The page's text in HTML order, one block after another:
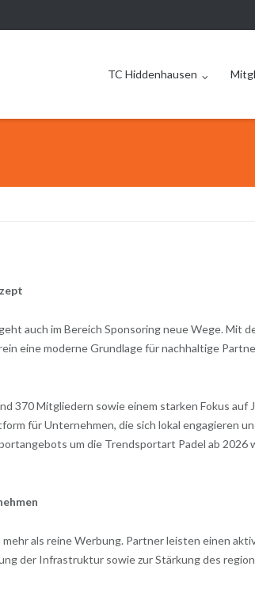
TC Hiddenhausen
auch im Bereich Sponsoring neue Wege. Mit
eine moderne Grundlage für nachhaltige
370 Mitgliedern sowie einem starken Fokus auf
für Unternehmen, die sich lokal engagieren
um die Trendsportart Padel ab 2026
als reine Werbung. Partner leisten einen
der Infrastruktur sowie zur Stärkung des